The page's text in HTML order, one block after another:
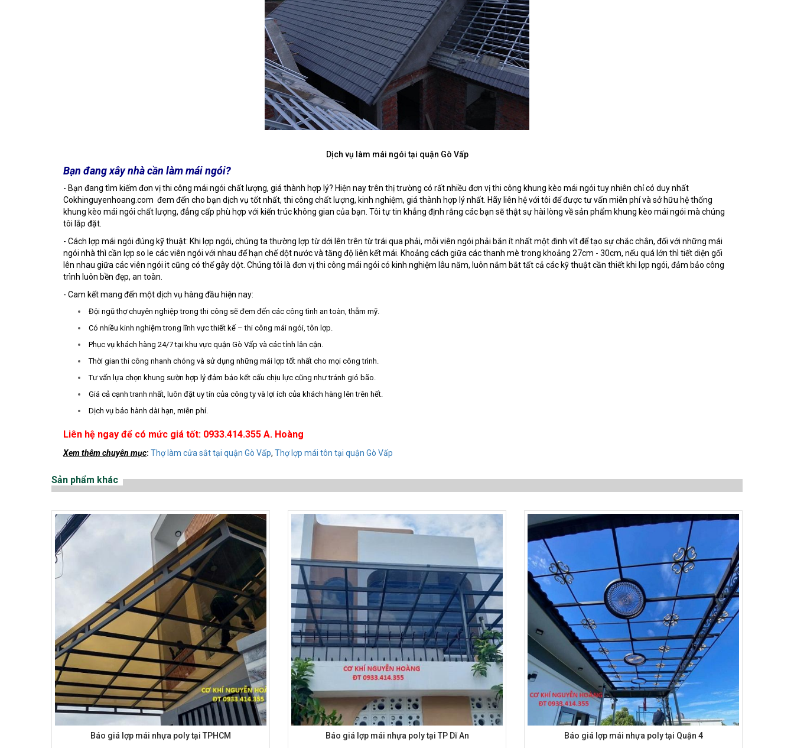
Dịch vụ làm mái ngói tại quận Gò Vấp
Bạn đang xây nhà cần làm mái ngói?
- Bạn đang tìm kiếm đơn vị thi công mái ngói chất lượng, giá thành hợp lý? Hiện nay trên thị trường có rất nhiều đơn vị thi công khung kèo mái ngói tuy nhiên chỉ có duy nhất
Cokhinguyenhoang.com đem đến cho bạn dịch vụ tốt nhất, thi công chất lượng, kinh nghiệm, giá thành hợp lý nhất. Hãy liên hệ với tôi để được tư vấn miễn phí và sở hữu hệ thống
khung kèo mái ngói chất lượng, đẳng cấp phù hợp với kiến trúc không gian của bạn. Tôi tự tin khẳng định rằng các bạn sẽ thật sự hài lòng về sản phẩm khung kèo mái ngói mà chúng
tôi lắp đặt.
- Cách lợp mái ngói đúng kỹ thuật: Khi lợp ngói, chúng ta thường lợp từ dới lên trên từ trái qua phải, mỗi viên ngói phải bắn ít nhất một đinh vít để tạo sự chắc chắn, đối với những mái
ngói nhà thì cần lợp so le các viên ngói với nhau để hạn chế dột nước và tăng độ liên kết mái. Khoảng cách giữa các thanh mè trong khoảng 27cm - 30cm, nếu quá lớn thì tiết diện gối
lên nhau giữa các viên ngói it cũng có thể gây dột. Chúng tôi là đơn vị thi công mái ngói có kinh nghiệm lâu năm, luôn nắm bắt tất cả các kỹ thuật cần thiết khi lợp ngói, đảm bảo công
trình luôn bền đẹp, an toàn.
- Cam kết mang đến một dịch vụ hàng đầu hiện nay:
Đội ngũ thợ chuyên nghiệp trong thi công sẽ đem đến các công tình an toàn, thẫm mỹ.
Có nhiều kinh nghiệm trong lĩnh vực thiết kế – thi công mái ngói, tôn lợp.
Phục vụ khách hàng 24/7 tại khu vực quận Gò Vấp và các tỉnh lân cận.
Thời gian thi công nhanh chóng và sử dụng những mái lợp tốt nhất cho mọi công trình.
Tư vấn lựa chọn khung sườn hợp lý đảm bảo kết cấu chịu lực cũng như tránh gió bão.
Giá cả cạnh tranh nhất, luôn đặt uy tín của công ty và lợi ích của khách hàng lên trên hết.
Dịch vụ bảo hành dài hạn, miễn phí.
Liên hệ ngay để có mức giá tốt: 0933.414.355 A. Hoàng
Xem thêm chuyên mục: Thợ làm cửa sắt tại quận Gò Vấp, Thợ lợp mái tôn tại quận Gò Vấp
Sản phẩm khác
Báo giá lợp mái nhựa poly tại TPHCM Báo giá lợp mái nhựa poly tại TP Dĩ An Báo giá lợp mái nhựa poly tại Quận 4